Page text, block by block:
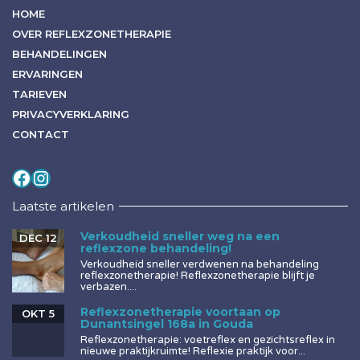
HOME
OVER REFLEXZONETHERAPIE
BEHANDELINGEN
ERVARINGEN
TARIEVEN
PRIVACYVERKLARING
CONTACT
Volg mij opInstagram
Laatste artikelen
Verkoudheid sneller weg na een
reflexzone behandeling!
DEC 12
Verkoudheid sneller verdwenen na behandeling
reflexzonetherapie! Reflexzonetherapie blijft je
verbazen....
Reflexzonetherapie voortaan op
Dunantsingel 168a in Gouda
OKT 5
Reflexzonetherapie: voetreflex en gezichtsreflex in
nieuwe praktijkruimte! Reflexie praktijk voor...